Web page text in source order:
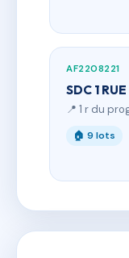
AF2208221
SDC 1
📍 1 r du
🏠 9 lots